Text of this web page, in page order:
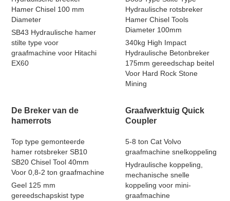
Hamer Chisel 100 mm
Diameter
SB43 Hydraulische hamer
stilte type voor
graafmachine voor Hitachi
EX60
Hydraulische rotsbreker
Hamer Chisel Tools
Diameter 100mm
340kg High Impact
Hydraulische Betonbreker
175mm gereedschap beitel
Voor Hard Rock Stone
Mining
De Breker van de
hamerrots
Top type gemonteerde
hamer rotsbreker SB10
SB20 Chisel Tool 40mm
Voor 0,8-2 ton graafmachine
Geel 125 mm
gereedschapskist type
Graafwerktuig Quick
Coupler
5-8 ton Cat Volvo
graafmachine snelkoppeling
Hydraulische koppeling,
mechanische snelle
koppeling voor mini-
graafmachine